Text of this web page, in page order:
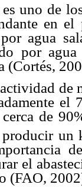
es uno de
en
agua
por
(Cortés,
de
el
de
producir
el
(FAO,